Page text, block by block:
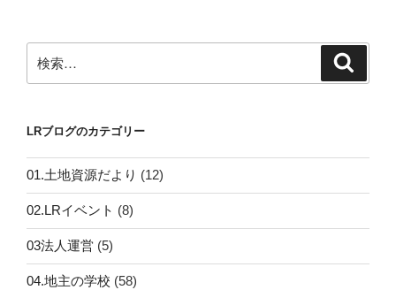
ー
ジ
り
ジ
索:
LRブログのカテゴリー
01.土地資源だより (12)
02.LRイベント (8)
03法人運営 (5)
04.地主の学校 (58)